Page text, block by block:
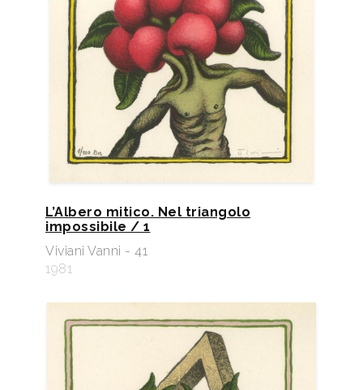
L’Albero mitico. Nel triangolo
impossibile / 1
Viviani Vanni - 41
1981